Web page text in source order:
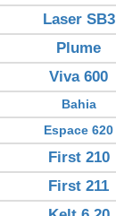
Laser SB3
Plume
Viva 600
Bahia
Espace 620
First 210
First 211